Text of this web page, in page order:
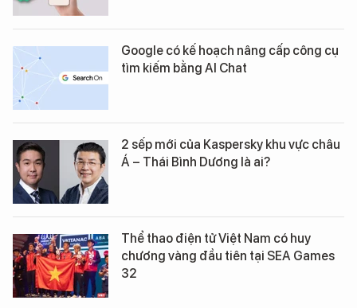
Google có kế hoạch nâng cấp công cụ
tìm kiếm bằng AI Chat
2 sếp mới của Kaspersky khu vực châu
Á – Thái Bình Dương là ai?
Thể thao điện tử Việt Nam có huy
chương vàng đầu tiên tại SEA Games
32